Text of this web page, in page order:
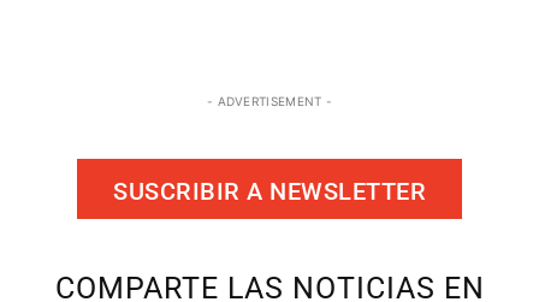
- ADVERTISEMENT -
SUSCRIBIR A NEWSLETTER
COMPARTE LAS NOTICIAS EN